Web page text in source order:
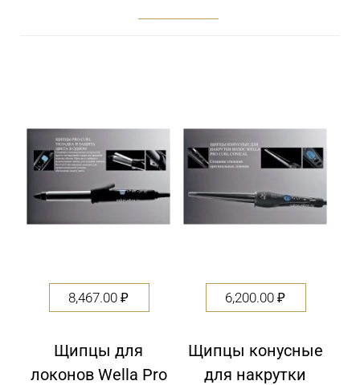
8,467.00 ₽
Щипцы для
локонов Wella Pro
6,200.00 ₽
Щипцы конусные
для накрутки